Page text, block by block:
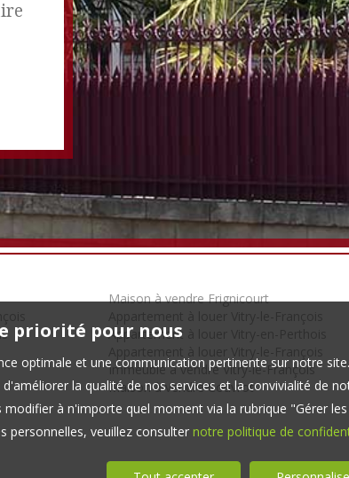
Maison à vendre Frignicourt
Appartement à louer Vitry-en-Perthois
Immeuble à vendre Vitry-le-François
Maison à vendre Couvrot
priorité pour nous
optimale et une communication pertinente sur notre
la qualité de nos services et la convivialité de
à n'importe quel moment via la rubrique "Gérer
personnelles, veuillez consulter notre politique de